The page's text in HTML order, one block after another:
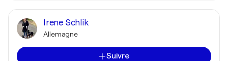
Irene Schlik
Allemagne
Suivre